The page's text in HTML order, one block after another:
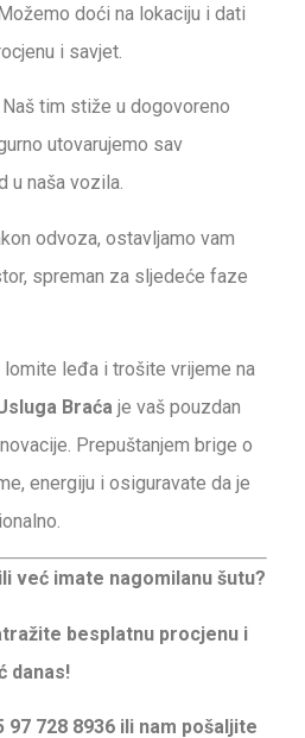
doći na lokaciju i dati
i savjet.
Naš tim stiže u dogovoreno
utovarujemo sav
u naša vozila.
odvoza, ostavljamo vam
spreman za sljedeće faze
leđa i trošite vrijeme na
Braća je vaš pouzdan
Prepuštanjem brige o
energiju i osiguravate da je
već imate nagomilanu šutu?
besplatnu procjenu i
danas!
728 8936 ili nam pošaljite